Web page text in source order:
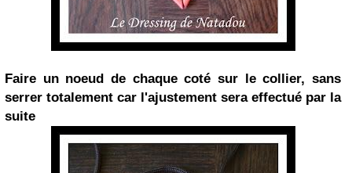
Faire un noeud de chaque coté sur le collier, sans
serrer totalement car l'ajustement sera effectué par la
suite